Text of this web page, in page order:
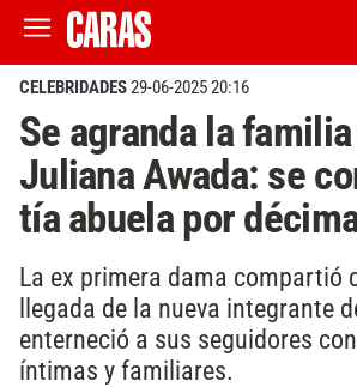
CELEBRIDADES29-06-2025 20:16
Se agranda la
Juliana Awada: se
tía abuela por
La ex primera dama compartió
llegada de la nueva integrante
enterneció a sus seguidores
íntimas y familiares.